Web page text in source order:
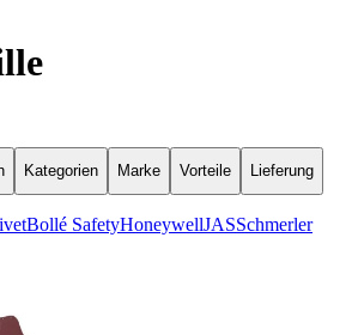
Kategorien Marke Vorteile Lieferung
Bollé SafetyHoneywellJASSchmerler